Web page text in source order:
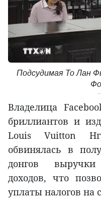
Подсудимая То Лан
Владелица
бриллиантов и
Louis Vuitton
обвинялась в
донгов
доходов, что
уплаты налогов на